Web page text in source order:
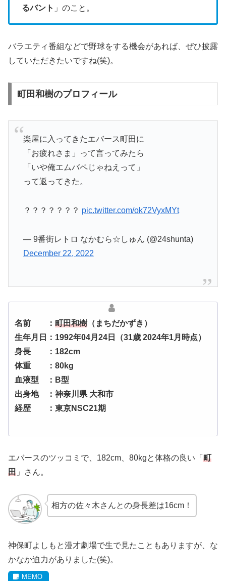
るバント 」のこと。
バラエティ番組などで野球をする機会があれば、ぜひ披露
していただきたいですね(笑)。
町田和樹のプロフィール
楽屋に入ってきたエバース町田に
「お疲れさま」って言ってみたら
「いや俺エムバペじゃねえって」
って返ってきた。
？？？？？？？ pic.twitter.com/ok72VyxMYt
— 9番街レトロ なかむら☆しゅん (@24shunta)
December 22, 2022
名前 ： 町田和樹 （まちだかずき）
生年月日：1992年04月24日（31歳 2024年1月時点）
身長 ：182cm
体重 ：80kg
血液型 ：B型
出身地 ：神奈川県 大和市
経歴 ：東京NSC21期
エバースのツッコミで、182cm、80kgと体格の良い「 町
田 」さん。
相方の佐々木さんとの身長差は16cm！
神保町よしもと漫才劇場で生で見たこともありますが、な
かなか迫力がありました(笑)。